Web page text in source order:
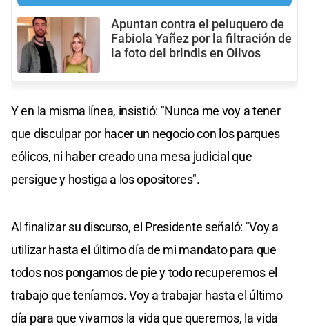
Apuntan contra el peluquero de
Fabiola Yañez por la filtración de
la foto del brindis en Olivos
Y en la misma línea, insistió: "Nunca me voy a tener
que disculpar por hacer un negocio con los parques
eólicos, ni haber creado una mesa judicial que
persigue y hostiga a los opositores".
Al finalizar su discurso, el Presidente señaló: "Voy a
utilizar hasta el último día de mi mandato para que
todos nos pongamos de pie y todo recuperemos el
trabajo que teníamos. Voy a trabajar hasta el último
día para que vivamos la vida que queremos, la vida